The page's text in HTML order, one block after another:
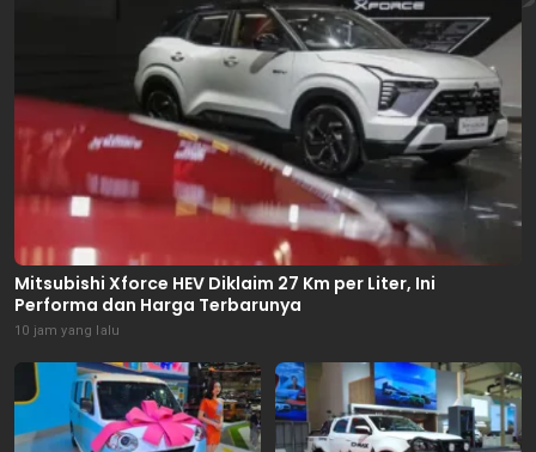
Mitsubishi Xforce HEV Diklaim 27 Km per Liter, Ini
Performa dan Harga Terbarunya
10 jam yang lalu